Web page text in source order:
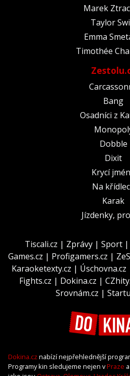
Marek
Taylor
Emma
Timothée
Bang
Osadníci z
Dobble
Dixit
Krycí
Na
Karak
Jízdenky,
Tiscali.cz | Zprávy | Sport |
Games.cz | Profigamers.cz |
Karaoketexty.cz | Úschovna.cz
Fights.cz | Dokina.cz |
Srovnám.cz |
Dokina.cz nabízí nejpřehlednější
Programy kin sledujeme nejen vPraze a